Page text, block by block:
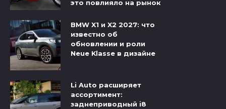
это повлияло на рынок
BMW X1 и X2 2027: что
известно об
обновлении и роли
Neue Klasse в дизайне
Li Auto расширяет
ассортимент:
заднеприводный i8